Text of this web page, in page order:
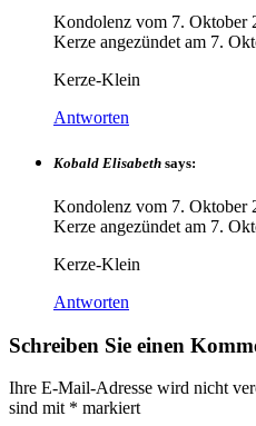
Kondolenz vom 7. Oktober
Kerze angezündet am 7.
Kerze-Klein
Antworten
Kobald Elisabeth says:
Kondolenz vom 7. Oktober
Kerze angezündet am 7.
Kerze-Klein
Antworten
Schreiben Sie einen
Ihre E-Mail-Adresse wird nicht
sind mit * markiert